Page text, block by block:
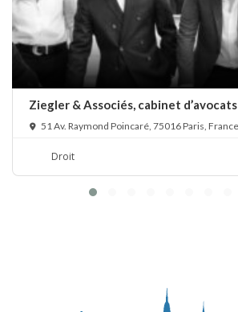
Ziegler & Associés, cabinet
bancaire, cryptomonnaie et
51 Av. Raymond Poincaré, 75016 Paris, France
Droit